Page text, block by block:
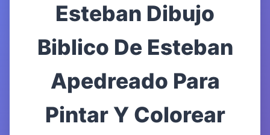
Esteban Dibujo
Biblico De Esteban
Apedreado Para
Pintar Y Colorear